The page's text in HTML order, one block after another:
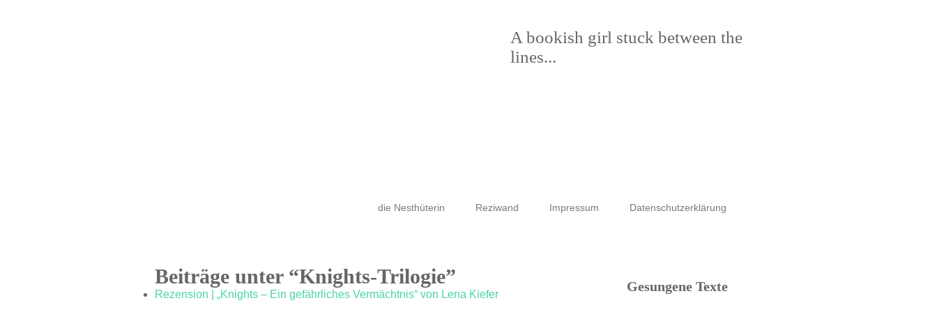
A bookish girl stuck between the
lines...
die Nesthüterin Reziwand Impressum Datenschutzerklärung
Beiträge unter “Knights-Trilogie”
Rezension | „Knights – Ein gefährliches Vermächtnis“ von Lena Kiefer
Gesungene Texte